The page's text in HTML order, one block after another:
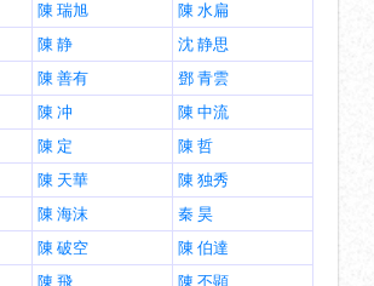
陳 瑞旭
陳 水扁
陳 静
沈 静思
陳 善有
鄧 青雲
陳 冲
陳 中流
陳 定
陳 哲
陳 天華
陳 独秀
陳 海沫
秦 昊
陳 破空
陳 伯達
陳 飛
陳 丕顕